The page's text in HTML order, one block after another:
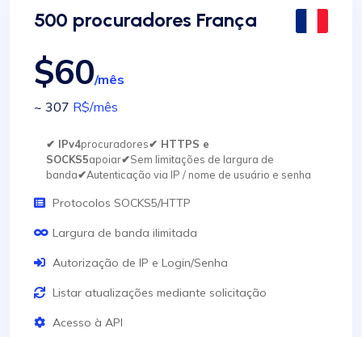
500 procuradores França
$60/mês
~ 307 R$/mês
✔ IPv4procuradores✔ HTTPS e
SOCKS5apoiar✔Sem limitações de largura de
banda✔Autenticação via IP / nome de usuário e senha
Protocolos SOCKS5/HTTP
Largura de banda ilimitada
Autorização de IP e Login/Senha
Listar atualizações mediante solicitação
Acesso à API